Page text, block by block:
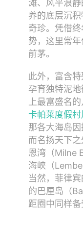
滩、风平浪
养的底层沉
奇珍。凭借
势，这里常
前茅。
此外，富含
孕育独特泥
上最富盛名
卡帕莱度假
那各大海岛
而名扬天下
恩湾（Milne
海峡（
当然，菲律
的巴厘岛（
距圈中同样备